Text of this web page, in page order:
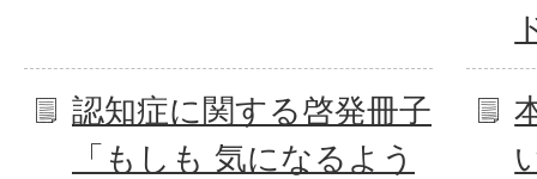
認知症に関する啓発冊子
「もしも 気になるよう